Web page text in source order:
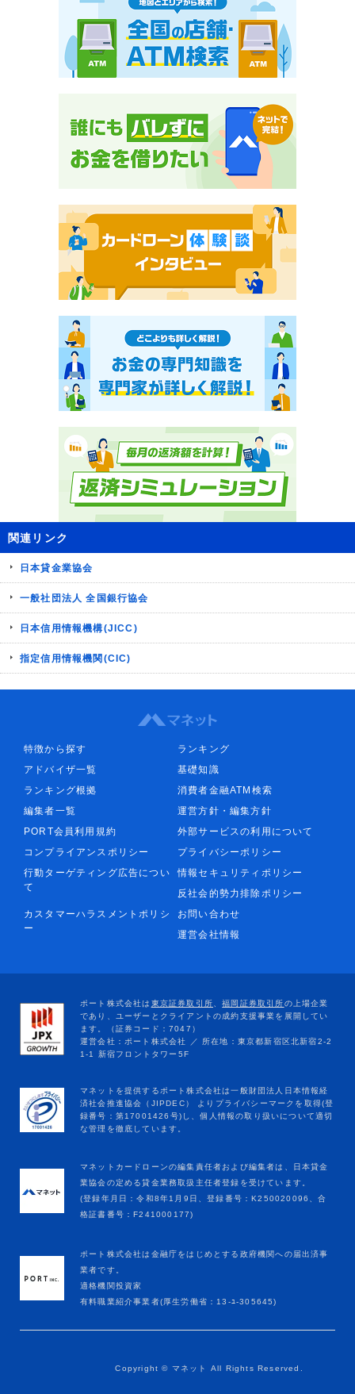
関連リンク
日本貸金業協会
一般社団法人 全国銀行協会
日本信用情報機構(JICC)
指定信用情報機関(CIC)
特徴から探す
ランキング
アドバイザ一覧
基礎知識
ランキング根拠
消費者金融ATM検索
編集者一覧
運営方針・編集方針
PORT会員利用規約
外部サービスの利用について
コンプライアンスポリシー
プライバシーポリシー
行動ターゲティング広告につい
て
情報セキュリティポリシー
反社会的勢力排除ポリシー
カスタマーハラスメントポリシ
ー
お問い合わせ
運営会社情報
マネットカードローンの編集責任者および編集者は、日本貸金
業協会の定める貸金業務取扱主任者登録を受けています。
(登録年月日：令和8年1月9日、登録番号：K250020096、合
格証書番号：F241000177)
ポート株式会社は金融庁をはじめとする政府機関への届出済事
業者です。
適格機関投資家
有料職業紹介事業者(厚生労働省：13-ﾕ-305645)